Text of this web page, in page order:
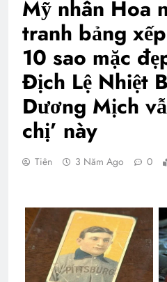
Mỹ nhân Hoa
tranh bảng
10 sao mặc
Địch Lệ Nhiệt
Dương Mịch
chị’ này
Tiên 3 Năm Ago 0